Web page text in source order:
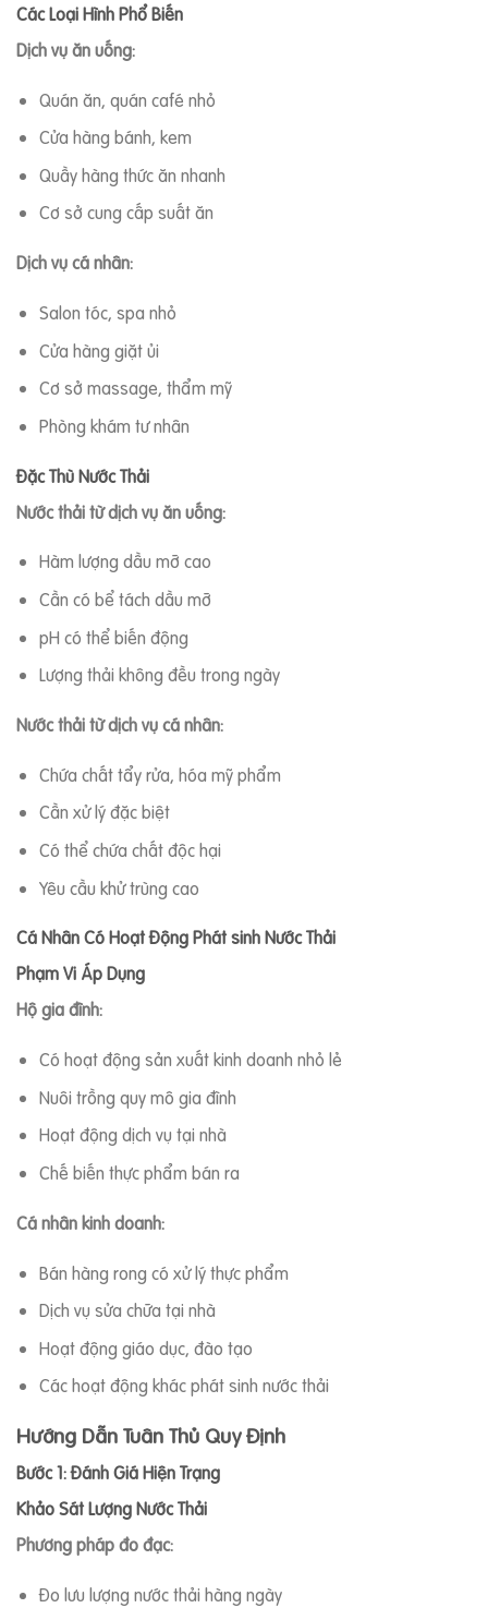
Các Loại Hình Phổ Biến
Dịch vụ ăn uống:
Quán ăn, quán café nhỏ
Cửa hàng bánh, kem
Quầy hàng thức ăn nhanh
Cơ sở cung cấp suất ăn
Dịch vụ cá nhân:
Salon tóc, spa nhỏ
Cửa hàng giặt ủi
Cơ sở massage, thẩm mỹ
Phòng khám tư nhân
Đặc Thù Nước Thải
Nước thải từ dịch vụ ăn uống:
Hàm lượng dầu mỡ cao
Cần có bể tách dầu mỡ
pH có thể biến động
Lượng thải không đều trong ngày
Nước thải từ dịch vụ cá nhân:
Chứa chất tẩy rửa, hóa mỹ phẩm
Cần xử lý đặc biệt
Có thể chứa chất độc hại
Yêu cầu khử trùng cao
Cá Nhân Có Hoạt Động Phát sinh Nước Thải
Phạm Vi Áp Dụng
Hộ gia đình:
Có hoạt động sản xuất kinh doanh nhỏ lẻ
Nuôi trồng quy mô gia đình
Hoạt động dịch vụ tại nhà
Chế biến thực phẩm bán ra
Cá nhân kinh doanh:
Bán hàng rong có xử lý thực phẩm
Dịch vụ sửa chữa tại nhà
Hoạt động giáo dục, đào tạo
Các hoạt động khác phát sinh nước thải
Hướng Dẫn Tuân Thủ Quy Định
Bước 1: Đánh Giá Hiện Trạng
Khảo Sát Lượng Nước Thải
Phương pháp đo đạc:
Đo lưu lượng nước thải hàng ngày